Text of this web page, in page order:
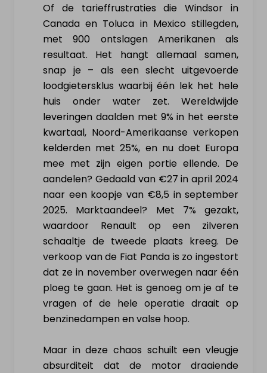
Of de tarieffrustraties die Windsor in
Canada en Toluca in Mexico stillegden,
met 900 ontslagen Amerikanen als
resultaat. Het hangt allemaal samen,
snap je – als een slecht uitgevoerde
loodgietersklus waarbij één lek het hele
huis onder water zet. Wereldwijde
leveringen daalden met 9% in het eerste
kwartaal, Noord-Amerikaanse verkopen
kelderden met 25%, en nu doet Europa
mee met zijn eigen portie ellende. De
aandelen? Gedaald van €27 in april 2024
naar een koopje van €8,5 in september
2025. Marktaandeel? Met 7% gezakt,
waardoor Renault op een zilveren
schaaltje de tweede plaats kreeg. De
verkoop van de Fiat Panda is zo ingestort
dat ze in november overwegen naar één
ploeg te gaan. Het is genoeg om je af te
vragen of de hele operatie draait op
benzinedampen en valse hoop.
Maar in deze chaos schuilt een vleugje
absurditeit dat de motor draaiende